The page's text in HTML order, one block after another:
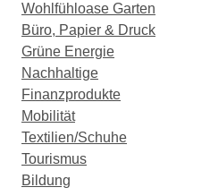
Wohlfühloase Garten
Büro, Papier & Druck
Grüne Energie
Nachhaltige
Finanzprodukte
Mobilität
Textilien/Schuhe
Tourismus
Bildung